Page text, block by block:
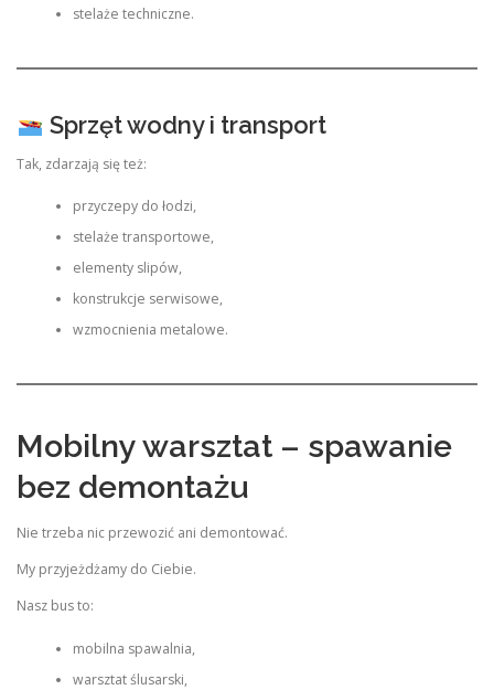
stelaże techniczne.
Sprzęt wodny i transport
Tak, zdarzają się też:
przyczepy do łodzi,
stelaże transportowe,
elementy slipów,
konstrukcje serwisowe,
wzmocnienia metalowe.
Mobilny warsztat – spawanie
bez demontażu
Nie trzeba nic przewozić ani demontować.
My przyjeżdżamy do Ciebie.
Nasz bus to:
mobilna spawalnia,
warsztat ślusarski,